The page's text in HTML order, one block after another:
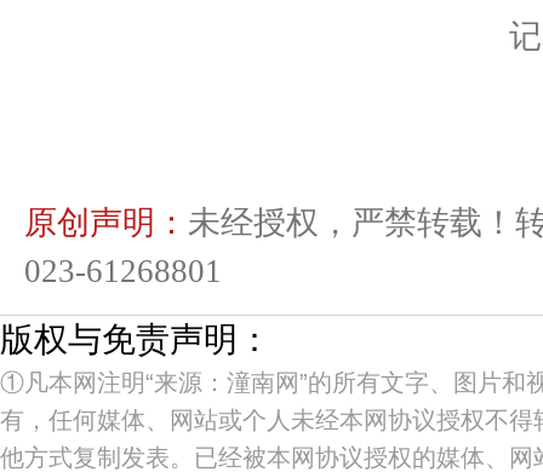
原创声明： 未经授权，严禁转载！
023-61268801
版权与免责声明：
①凡本网注明“来源：潼南网”的所有文字、图片和
有，任何媒体、网站或个人未经本网协议授权不
他方式复制发表。已经被本网协议授权的媒体、